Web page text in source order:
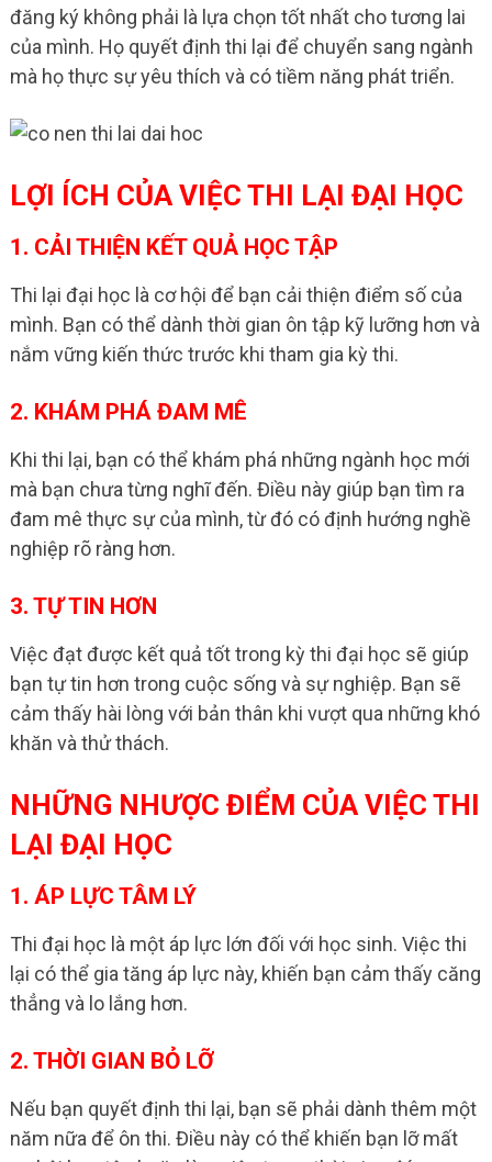
đăng ký không phải là lựa chọn tốt nhất cho tương lai
của mình. Họ quyết định thi lại để chuyển sang ngành
mà họ thực sự yêu thích và có tiềm năng phát triển.
LỢI ÍCH CỦA VIỆC THI LẠI ĐẠI HỌC
1. CẢI THIỆN KẾT QUẢ HỌC TẬP
Thi lại đại học là cơ hội để bạn cải thiện điểm số của
mình. Bạn có thể dành thời gian ôn tập kỹ lưỡng hơn và
nắm vững kiến thức trước khi tham gia kỳ thi.
2. KHÁM PHÁ ĐAM MÊ
Khi thi lại, bạn có thể khám phá những ngành học mới
mà bạn chưa từng nghĩ đến. Điều này giúp bạn tìm ra
đam mê thực sự của mình, từ đó có định hướng nghề
nghiệp rõ ràng hơn.
3. TỰ TIN HƠN
Việc đạt được kết quả tốt trong kỳ thi đại học sẽ giúp
bạn tự tin hơn trong cuộc sống và sự nghiệp. Bạn sẽ
cảm thấy hài lòng với bản thân khi vượt qua những khó
khăn và thử thách.
NHỮNG NHƯỢC ĐIỂM CỦA VIỆC THI
LẠI ĐẠI HỌC
1. ÁP LỰC TÂM LÝ
Thi đại học là một áp lực lớn đối với học sinh. Việc thi
lại có thể gia tăng áp lực này, khiến bạn cảm thấy căng
thẳng và lo lắng hơn.
2. THỜI GIAN BỎ LỠ
Nếu bạn quyết định thi lại, bạn sẽ phải dành thêm một
năm nữa để ôn thi. Điều này có thể khiến bạn lỡ mất